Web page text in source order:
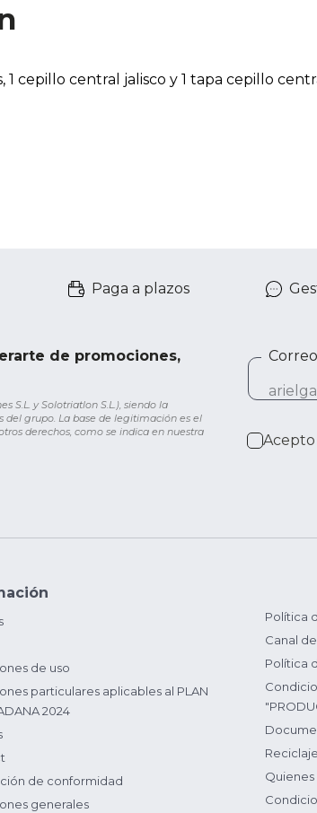
1 cepillo central jalisco y 1 tapa cepillo
Paga a plazos
de promociones,
S.L. y Solotriatlon S.L.), siendo la
grupo. La base de legitimación es el
derechos, como se indica en nuestra
Acepto
de uso
particulares aplicables al PLAN
2024
de conformidad
generales
Política
Canal
Política
Reciclaje
Quienes